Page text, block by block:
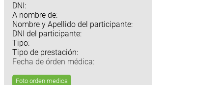
DNI:
A nombre de:
Nombre y Apellido del participante:
DNI del participante:
Tipo:
Tipo de prestación:
Fecha de órden médica:
Foto orden medica